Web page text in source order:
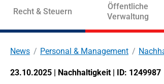
In Seminaren suchen
Recht & Steuern
Öffentliche
Verwaltung
News Personal & Management
23.10.2025 | Nachhaltigkeit | ID: 1249987